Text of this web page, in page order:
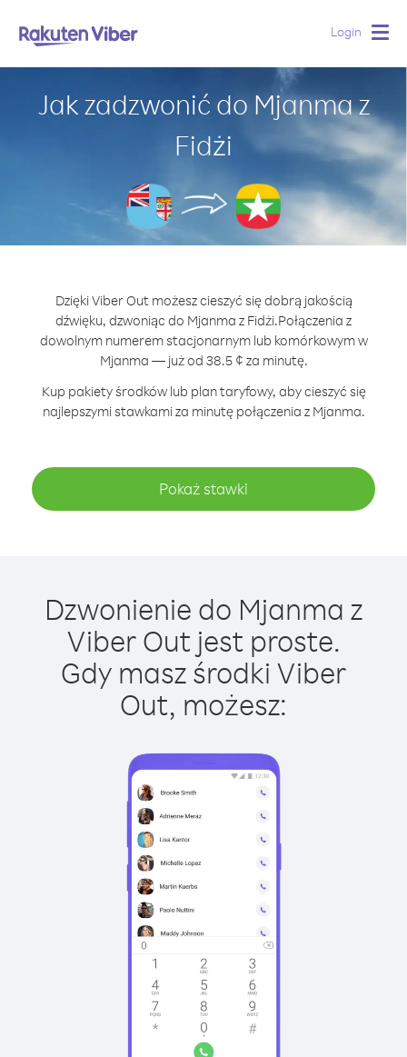
Login
Jak zadzwonić do Mjanma z
Fidżi
Dzięki Viber Out możesz cieszyć się dobrą jakością
dźwięku, dzwoniąc do Mjanma z Fidżi.Połączenia z
dowolnym numerem stacjonarnym lub komórkowym w
Mjanma — już od 38.5 ¢ za minutę.
Kup pakiety środków lub plan taryfowy, aby cieszyć się
najlepszymi stawkami za minutę połączenia z Mjanma.
Pokaż stawki
Dzwonienie do Mjanma z
Viber Out jest proste.
Gdy masz środki Viber
Out, możesz: